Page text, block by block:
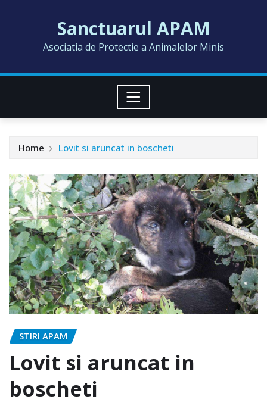
Sanctuarul APAM
Asociatia de Protectie a Animalelor Minis
Home Lovit si aruncat in boscheti
STIRI APAM
Lovit si aruncat in
boscheti